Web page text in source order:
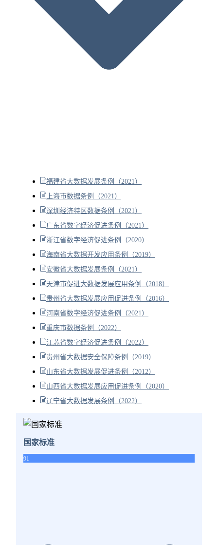
福建省大数据发展条例（2021）
上海市数据条例（2021）
深圳经济特区数据条例（2021）
广东省数字经济促进条例（2021）
浙江省数字经济促进条例（2020）
海南省大数据开发应用条例（2019）
安徽省大数据发展条例（2021）
天津市促进大数据发展应用条例（2018）
贵州省大数据发展应用促进条例（2016）
河南省数字经济促进条例（2021）
重庆市数据条例（2022）
江苏省数字经济促进条例（2022）
贵州省大数据安全保障条例（2019）
山东省大数据发展促进条例（2012）
山西省大数据发展应用促进条例（2020）
辽宁省大数据发展条例（2022）
国家标准
91